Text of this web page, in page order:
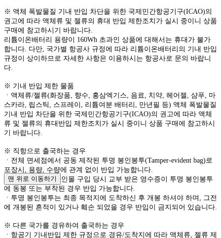
맨 위로 이동하기
※ 액체 폭발물질 기내 반입 차단을 위한 국제민간항공기구(ICAO)의
권고에 따라 액체류 및 젤류의 휴대 반입 제한조치가 실시 중이니 상품
구매에 참고하시기 바랍니다.
리튬이온배터리 용량이 160Wh 초과인 상품에 대해서는 휴대가 불가
합니다. 다만, 국가별 항공사 규정에 따라 리튬이온배터리의 기내 반입
규정이 상이하므로 자세한 사항은 이용하시는 항공사로 문의 바랍니
다.
※ 기내 반입 제한 물품
ㆍ액체류/젤류(화장품, 향수, 홍삼엑기스, 음료, 치약, 헤어젤, 샴푸, 마
스카라, 립스틱, 스프레이, 리튬여분 배터리, 만년필 등) 액체 폭발물질
기내 반입 차단을 위한 국제민간항공기구(ICAO)의 권고에 따라 액체
류 및 젤류의 휴대반입 제한조치가 실시 중이니 상품 구매에 참고하시
기 바랍니다.
※ 직항으로 출국하는 경우
ㆍ전체 면세점에서 공동 제작된 투명 봉인봉투(Tamper-evident bag)로
포장시, 용량, 수량에 관계 없이 반입 가능합니다.
ㆍ현대면세점 온라인몰 구입 당시 교부 받은 영수증이 투명 봉인봉투
에 동봉 또는 부착된 경우 반입 가능합니다.
ㆍ투명 봉인봉투는 최종 목적지에 도착하신 후 개봉 하셔야 하며, 그전
에 개봉된 흔적이 있거나 훼손 되었을 경우 반입이 금지되어 있습니다.
※ 다른 국가를 경유하여 출국하는 경우
ㆍ항공기 기내반입 제한 규정으로 경유/도착지에 따라 액체류, 젤류 제